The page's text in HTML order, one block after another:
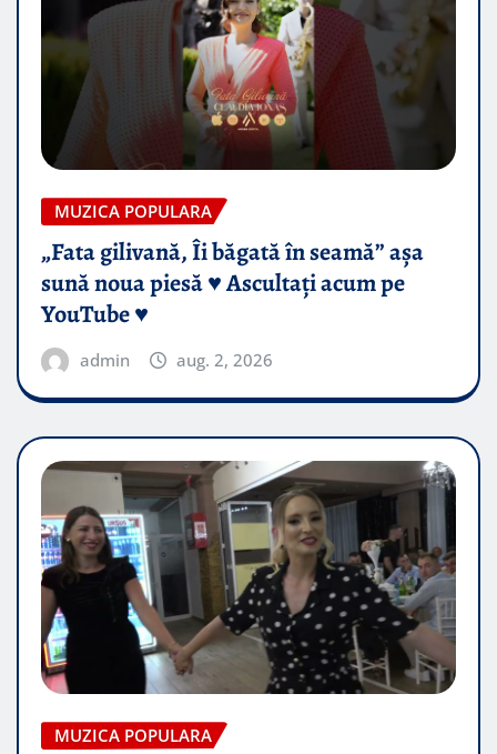
MUZICA POPULARA
„Fata gilivană, Îi băgată în seamă” așa
sună noua piesă ♥️ Ascultați acum pe
YouTube ♥️
admin aug. 2, 2026
MUZICA POPULARA